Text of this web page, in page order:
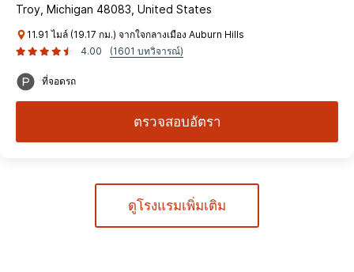
Troy, Michigan 48083, United States
11.91 ไมล์ (19.17 กม.) จากใจกลางเมือง Auburn Hills
4.00
(1601 บทวิจารณ์)
ที่จอดรถ
ตรวจสอบอัตรา
ดูโรงแรมเพิ่มเติม